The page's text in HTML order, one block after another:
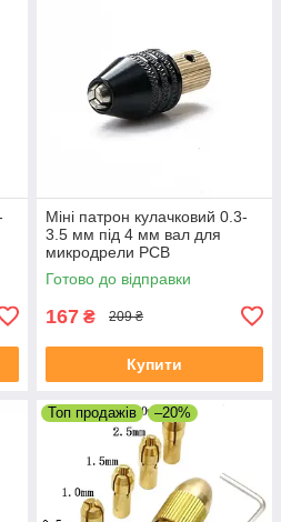
Міні патрон кулачковий 0.3-
3.5 мм під 4 мм вал для
микродрели PCB
Готово до відправки
167 ₴ 209 ₴
Купити
Топ продажів –20%